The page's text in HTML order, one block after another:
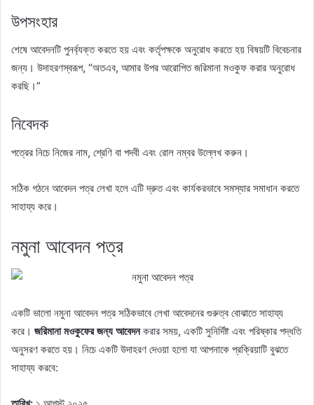
উপসংহার
শেষে আবেদনটি পুনর্ব্যক্ত করতে হয় এবং কর্তৃপক্ষকে অনুরোধ করতে হয় বিষয়টি বিবেচনার
জন্য। উদাহরণস্বরূপ, “অতএব, আমার উপর আরোপিত জরিমানা মওকুফ করার অনুরোধ
করছি।”
নিবেদক
পত্রের নিচে নিজের নাম, শ্রেণি বা পদবী এবং রোল নম্বর উল্লেখ করুন।
সঠিক গঠনে আবেদন পত্র লেখা হলে এটি দ্রুত এবং কার্যকরভাবে সমস্যার সমাধান করতে
সাহায্য করে।
নমুনা আবেদন পত্র
একটি ভালো নমুনা আবেদন পত্র সঠিকভাবে লেখা আবেদনের গুরুত্ব বোঝাতে সাহায্য
করে। জরিমানা মওকুফের জন্য আবেদনকরার সময়, একটি সুনির্দিষ্ট এবং পরিষ্কার পদ্ধতি
অনুসরণ করতে হয়। নিচে একটি উদাহরণ দেওয়া হলো যা আপনাকে প্রক্রিয়াটি বুঝতে
সাহায্য করবে: